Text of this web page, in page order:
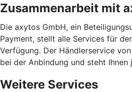
Zusammenarbeit mit
Die axytos GmbH, ein
Payment, stellt alle Services für
Verfügung. Der Händlerservice
bei der Anbindung und steht Ihnen
Weitere Services